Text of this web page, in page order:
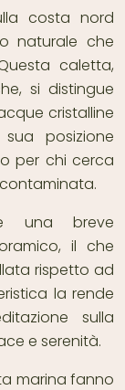
costa nord
naturale che
caletta,
si distingue
cristalline
posizione
per chi cerca
una breve
il che
rispetto ad
la rende
sulla
e serenità.
marina fanno